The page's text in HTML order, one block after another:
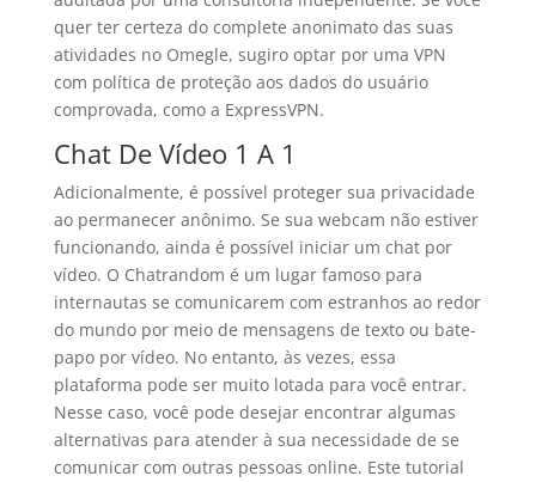
quer ter certeza do complete anonimato das suas
atividades no Omegle, sugiro optar por uma VPN
com política de proteção aos dados do usuário
comprovada, como a ExpressVPN.
Chat De Vídeo 1 A 1
Adicionalmente, é possível proteger sua privacidade
ao permanecer anônimo. Se sua webcam não estiver
funcionando, ainda é possível iniciar um chat por
vídeo. O Chatrandom é um lugar famoso para
internautas se comunicarem com estranhos ao redor
do mundo por meio de mensagens de texto ou bate-
papo por vídeo. No entanto, às vezes, essa
plataforma pode ser muito lotada para você entrar.
Nesse caso, você pode desejar encontrar algumas
alternativas para atender à sua necessidade de se
comunicar com outras pessoas online. Este tutorial